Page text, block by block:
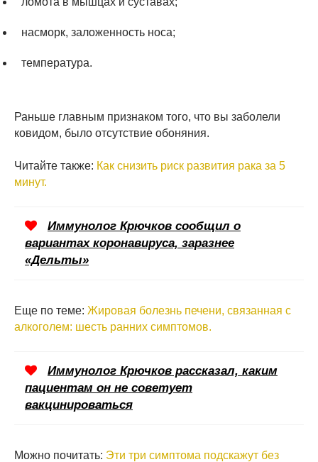
насморк, заложенность носа;
температура.
Раньше главным признаком того, что вы заболели
ковидом, было отсутствие обоняния.
Читайте также: Как снизить риск развития рака за 5
минут.
Иммунолог Крючков сообщил о
вариантах коронавируса, заразнее
«Дельты»
Еще по теме: Жировая болезнь печени, связанная с
алкоголем: шесть ранних симптомов.
Иммунолог Крючков рассказал, каким
пациентам он не советует
вакцинироваться
Можно почитать: Эти три симптома подскажут без